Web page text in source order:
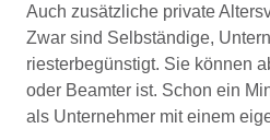
Auch zusätzliche private
Zwar sind Selbständige,
riesterbegünstigt. Sie können
oder Beamter ist. Schon ein
als Unternehmer mit einem